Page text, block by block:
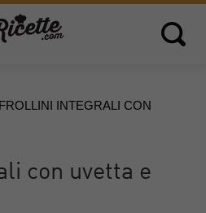
Open
FROLLINI INTEGRALI CON
con uvetta e